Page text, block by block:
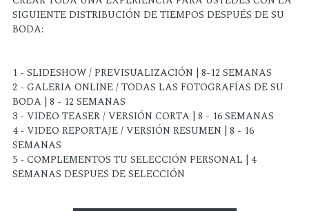
SIGUIENTE DISTRIBUCIÓN DE TIEMPOS DESPUÉS DE SU
BODA:
1 - SLIDESHOW / PREVISUALIZACIÓN | 8-12 SEMANAS
2 - GALERIA ONLINE / TODAS LAS FOTOGRAFÍAS DE SU
BODA | 8 - 12 SEMANAS
3 - VIDEO TEASER / VERSIÓN CORTA | 8 - 16 SEMANAS
4 - VIDEO REPORTAJE / VERSIÓN RESUMEN | 8 - 16
SEMANAS
5 - COMPLEMENTOS TU SELECCIÓN PERSONAL | 4
SEMANAS DESPUES DE SELECCIÓN